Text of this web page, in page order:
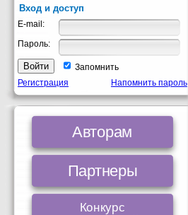
Вход и доступ
E-mail:
Пароль:
Запомнить
Регистрация
Напомнить пароль
Авторам
Партнеры
Конкурс